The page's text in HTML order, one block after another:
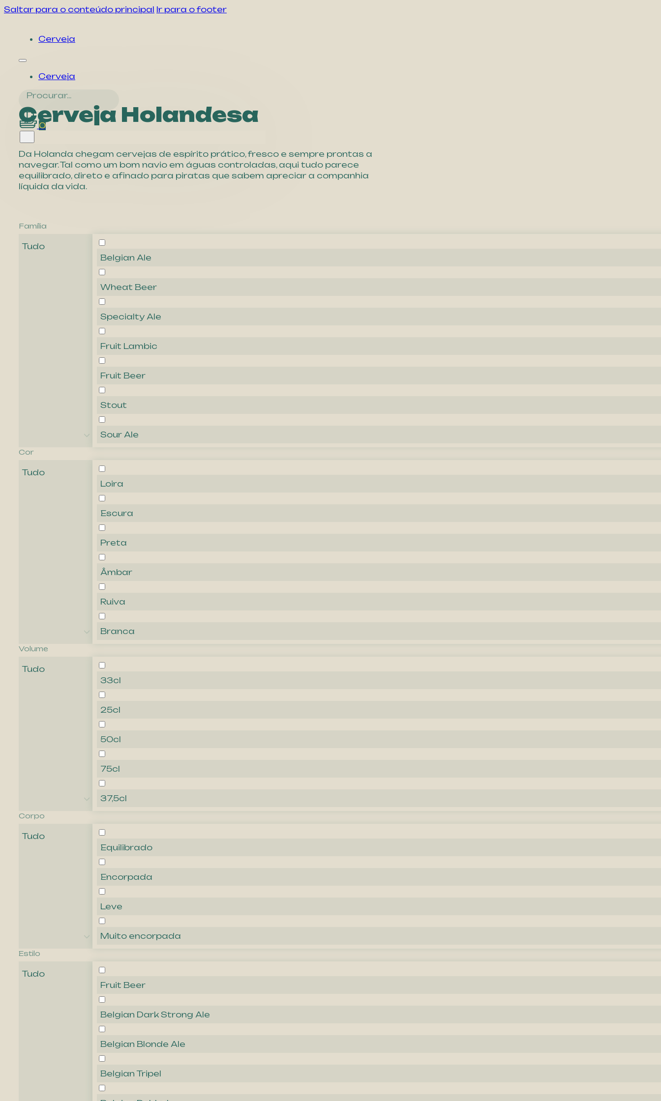
Saltar para o conteúdo principal Ir para o footer
Cerveja
Cerveja
Procurar...
0
Cerveja Holandesa
Da Holanda chegam cervejas de espírito prático, fresco e sempre prontas a
navegar. Tal como um bom navio em águas controladas, aqui tudo parece
equilibrado, direto e afinado para piratas que sabem apreciar a companhia
líquida da vida.
Família
Tudo
Belgian Ale
Wheat Beer
Specialty Ale
Fruit Lambic
Fruit Beer
Stout
Sour Ale
Cor
Tudo
Loira
Escura
Preta
Âmbar
Ruiva
Branca
Volume
Tudo
33cl
25cl
50cl
75cl
37,5cl
Corpo
Tudo
Equilibrado
Encorpada
Leve
Muito encorpada
Estilo
Tudo
Fruit Beer
Belgian Dark Strong Ale
Belgian Blonde Ale
Belgian Tripel